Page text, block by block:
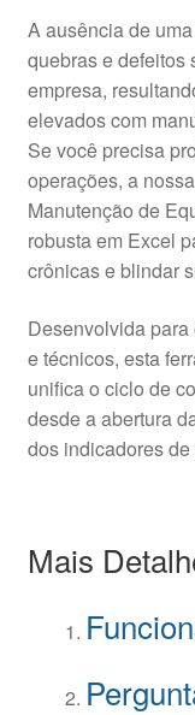
A ausência de
quebras e defeitos
empresa,
elevados com
Se você precisa
operações, a
Manutenção de
robusta em Excel
crônicas e blindar
Desenvolvida
e técnicos, esta
unifica o ciclo de
desde a abertura
dos indicadores
Mais